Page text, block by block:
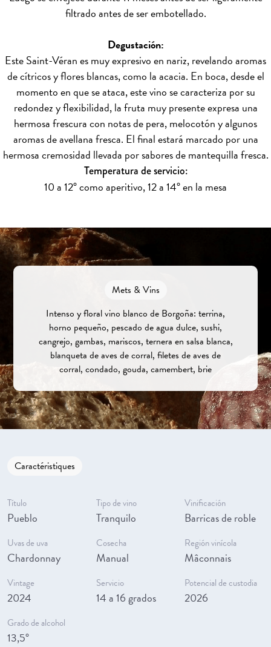
filtrado antes de ser embotellado.
Degustación:
Este Saint-Véran es muy expresivo en nariz, revelando aromas
de cítricos y flores blancas, como la acacia. En boca, desde el
momento en que se ataca, este vino se caracteriza por su
redondez y flexibilidad, la fruta muy presente expresa una
hermosa frescura con notas de pera, melocotón y algunos
aromas de avellana fresca. El final estará marcado por una
hermosa cremosidad llevada por sabores de mantequilla fresca.
Temperatura de servicio:
10 a 12° como aperitivo, 12 a 14° en la mesa
Mets & Vins
Intenso y floral vino blanco de Borgoña: terrina,
horno pequeño, pescado de agua dulce, sushi,
cangrejo, gambas, mariscos, ternera en salsa blanca,
blanqueta de aves de corral, filetes de aves de
corral, condado, gouda, camembert, brie
Caractéristiques
Título
Pueblo
Tipo de vino
Tranquilo
Vinificación
Barricas de roble
Uvas de uva
Chardonnay
Cosecha
Manual
Región vinícola
Mâconnais
Vintage
2024
Servicio
14 a 16 grados
Potencial de custodia
2026
Grado de alcohol
13,5°